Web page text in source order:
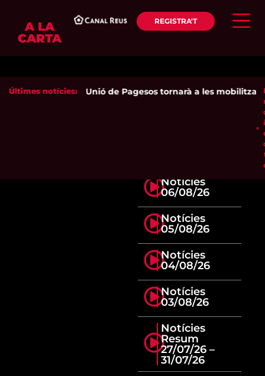
A LA
CARTA
REGISTRA'T
Últimes notícies: Unió de Pagesos tornarà a les
Notícies
06/08/26
Notícies
05/08/26
Notícies
04/08/26
Notícies
03/08/26
Notícies
Resum
27/07/26 –
31/07/26